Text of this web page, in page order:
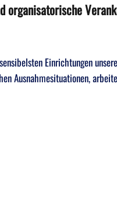
organisatorische
Einrichtungen
Ausnahmesituationen,